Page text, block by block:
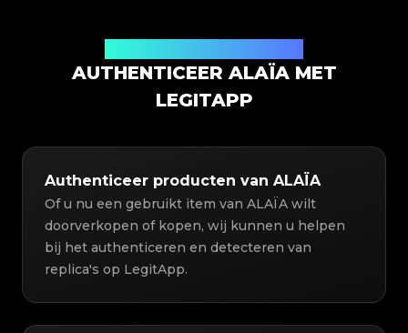
AUTHENTICEER ALAÏA MET
LEGITAPP
Authenticeer producten van ALAÏA
Of u nu een gebruikt item van ALAÏA wilt
doorverkopen of kopen, wij kunnen u helpen
bij het authenticeren en detecteren van
replica's op LegitApp.